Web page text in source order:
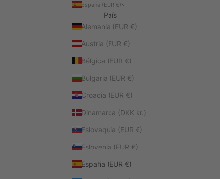
España (EUR €)
País
Alemania (EUR €)
Austria (EUR €)
Bélgica (EUR €)
Bulgaria (EUR €)
Croacia (EUR €)
Dinamarca (DKK kr.)
Eslovaquia (EUR €)
Eslovenia (EUR €)
España (EUR €)